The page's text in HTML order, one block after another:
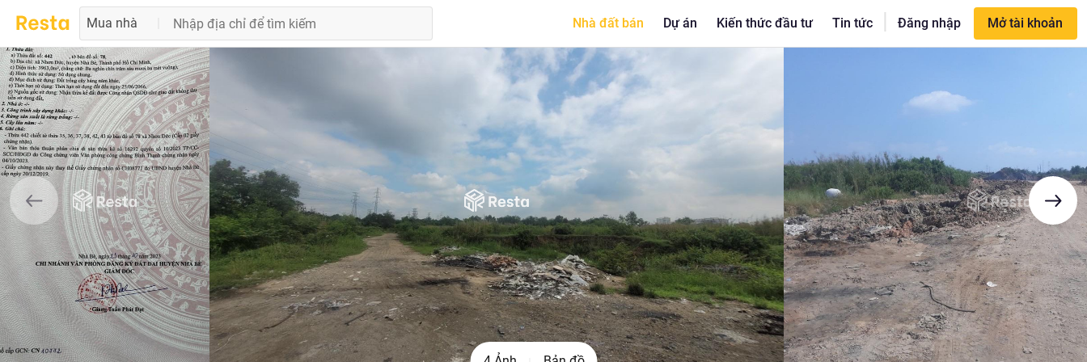
Mua nhà Nhà đất bán Dự án Kiến thức đầu tư Tin tức | Đăng nhập Mở tài khoản